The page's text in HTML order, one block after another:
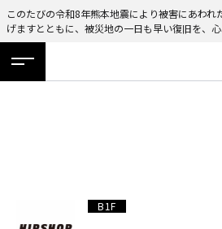
このたびの令和8年熊本地震により被害にあわれ
げますとともに、被災地の一日も早い復旧を、心
ホーム 特集 ニュース イ
ニュース
ENGLISH
繁体字
B1F